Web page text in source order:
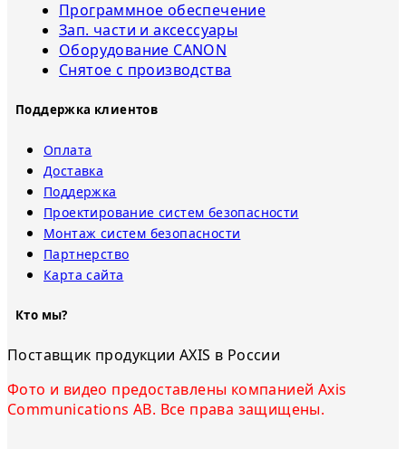
Программное обеспечение
Зап. части и аксессуары
Оборудование CANON
Снятое с прoизвoдства
Поддержка клиентов
Оплата
Доставка
Поддержка
Проектирование систем безопасности
Монтаж систем безопасности
Партнерство
Карта сайта
Кто мы?
Поставщик продукции AXIS в России
Фото и видео предоставлены компанией Axis
Communications AB. Все права защищены.